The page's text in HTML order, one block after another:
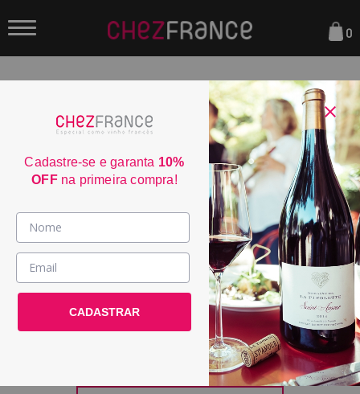
Vinhos >
País / Região >
Le Club >
0
ORDENAR POR:
Domaine Avi Christophe Buzet
R$ 229,00
Cadastre-se e garanta 10%
OFFna primeira compra!
CADASTRAR